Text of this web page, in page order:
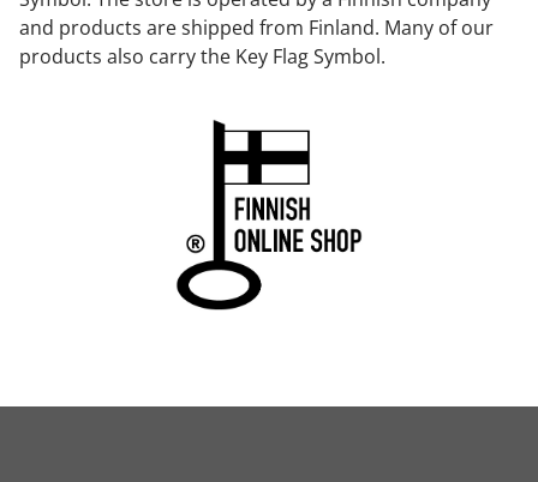
and products are shipped from Finland. Many of our
products also carry the Key Flag Symbol.